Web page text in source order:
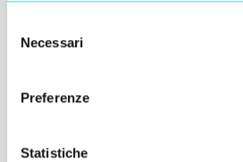
delNecessari
Preferenze
Statistiche